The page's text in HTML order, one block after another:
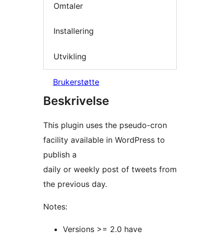
Omtaler
Installering
Utvikling
Brukerstøtte
Beskrivelse
This plugin uses the pseudo-cron
facility available in WordPress to
publish a
daily or weekly post of tweets from
the previous day.
Notes:
Versions >= 2.0 have